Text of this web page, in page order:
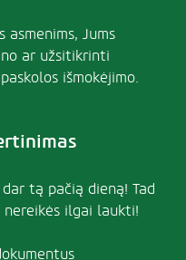
asmenims, Jums
ar užsitikrinti
išmokėjimo.
tą pačią dieną! Tad
ilgai laukti!